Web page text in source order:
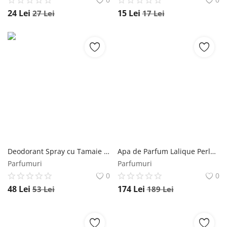
24 Lei 27Lei 15 Lei 17Lei
Deodorant Spray cu Tamaie Favisan, 50ml Favisan
Parfumuri
0
48 Lei 53Lei
Apa de Parfum Lalique Perles de Lalique, Femei, 100 ml Lalique
Parfumuri
0
174 Lei 189Lei